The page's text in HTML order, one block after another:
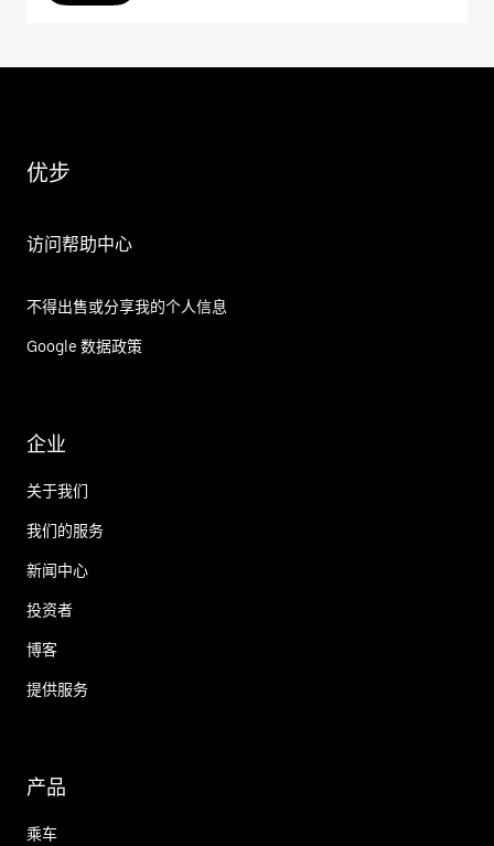
优步
访问帮助中心
不得出售或分享我的个人信息
Google 数据政策
企业
关于我们
我们的服务
新闻中心
投资者
博客
提供服务
产品
乘车